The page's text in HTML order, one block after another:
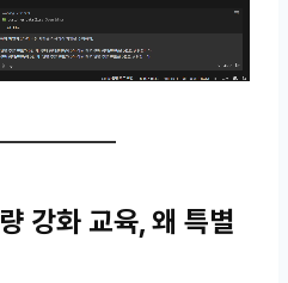
강화 교육, 왜 특별